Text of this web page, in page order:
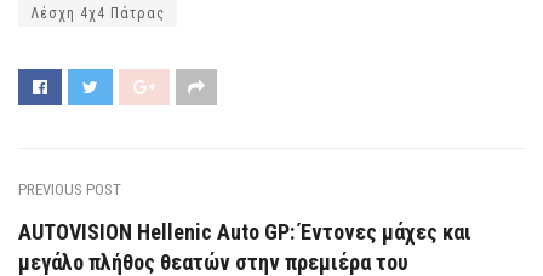
Λέσχη 4χ4 Πάτρας
PREVIOUS POST
AUTOVISION Hellenic Auto GP: Έντονες μάχες και
μεγάλο πλήθος θεατών στην πρεμιέρα του